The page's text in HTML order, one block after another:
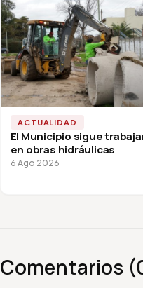
ACTUALIDAD
El Municipio sigue
en obras hidráulicas
6 Ago 2026
Comentarios